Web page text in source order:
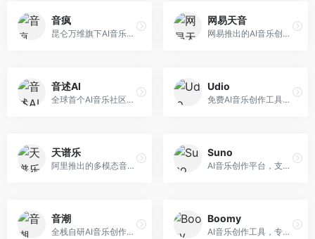
音疯
昆仑万维旗下AI音乐创作平台，专注于音乐内容生成。面向音乐爱好者和内容创作者，提供多种风格音乐生成，操作简便，创作速度快。
网易天音
网易推出的AI音乐创作工具，支持作词、作曲与编曲。面向音乐爱好者和独立音乐人，提供歌词生成、旋律创作、编曲制作等服务，与网易云音乐生态深度整合。
音述AI
全球首个AI音乐社区平台，整合创作与分享功能。面向音乐创作者和爱好者，提供音乐创作、作品分享、社区交流等服务，社区氛围活跃。
Udio
免费AI音乐创作工具，专注于高质量音乐生成。面向音乐创作者和内容制作者，支持多种音乐风格生成，音质专业，创作自由度高，适合专业音乐制作场景。
天谱乐
阿里推出的多模态音乐生成平台，整合音频与文本理解能力。面向内容创作者，支持歌词生成、旋律创作、音乐编辑等服务，与阿里生态深度整合。
Suno
AI音乐创作平台，支持通过文字描述生成完整歌曲，包含歌词、旋律和人声。面向音乐爱好者、内容创作者和独立音乐人，操作门槛低，创作速度快，支持多种音乐风格，为音乐创作带来全新可能。
音潮
全栈自研AI音乐创作平台，支持从创作到发布的完整流程。面向独立音乐人和音乐工作室，提供作词作曲、编曲混音、音乐发布等服务，创作工具专业。
Boomy
AI音乐创作工具，专注于快速音乐生成与发布。面向音乐爱好者和业余创作者，支持一键生成原创音乐，可直接发布到音乐平台，创作门槛低。